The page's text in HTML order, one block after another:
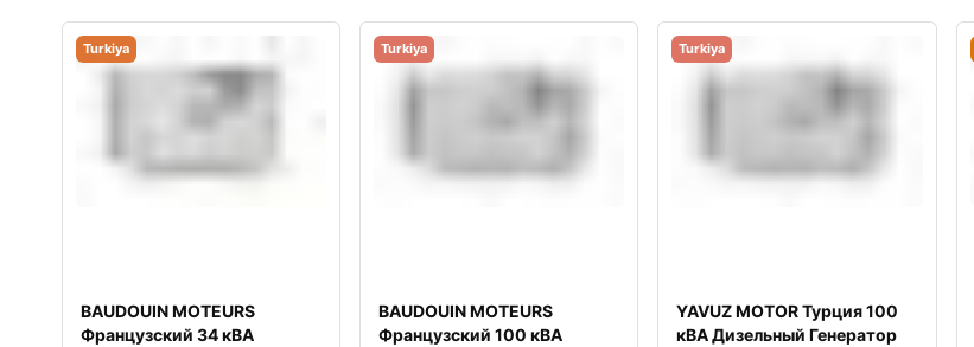
Turkiya
BAUDOUIN MOTEURS
Французский 34 кВА
Turkiya
BAUDOUIN MOTEURS
Французский 100 кВА
Turkiya
YAVUZ MOTOR Турция 100
кВА Дизельный Генератор